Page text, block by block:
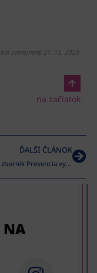
zverejnený 21. 12. 2020.
na začiatok
ĎALŠÍ ČLÁNOK
Vydali sme zborník Prevencia vybraných sociálnopatologických javov
NA